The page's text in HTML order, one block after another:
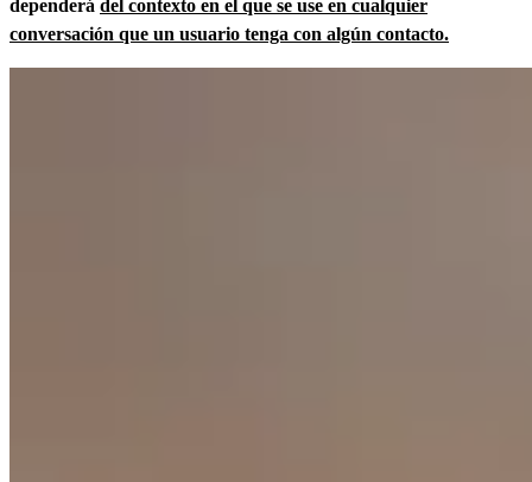
dependerá del contexto en el que se use en cualquier
conversación que un usuario tenga con algún contacto.